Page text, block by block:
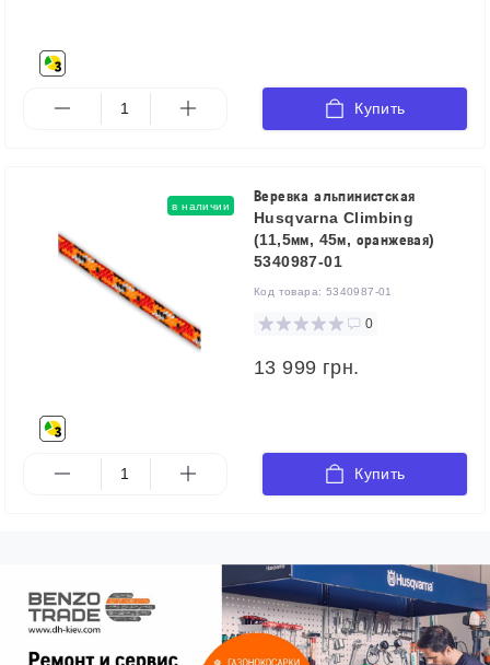
Купить
в наличии
Веревка альпинистская
Husqvarna Climbing
(11,5мм, 45м, оранжевая)
5340987-01
Код товара: 5340987-01
0
13 999 грн.
Купить